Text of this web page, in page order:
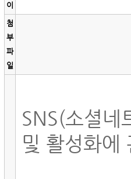
이
첨
부
파
일
SNS(소셜
및 활성화에